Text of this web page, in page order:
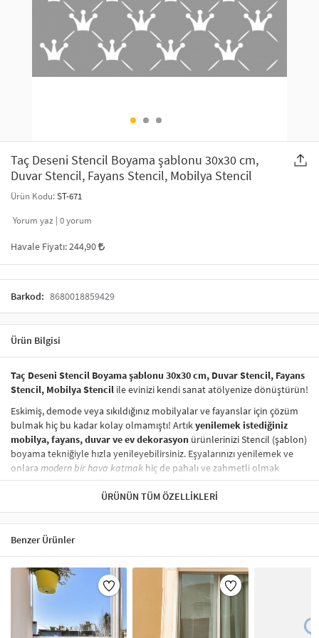
SAÇ AKSESUARLARI
GELİN / DÜĞÜN AKSESUARLARI
ŞAL VE FULAR
ODA KOKUSU VE MUM
PARTİ SÜSLERİ
YILBAŞI ÜRÜNLERİ
Taç Deseni Stencil Boyama şablonu 30x30 cm,
Duvar Stencil, Fayans Stencil, Mobilya Stencil
Ürün Kodu:ST-671
Yorum yaz | 0yorum
Havale Fiyatı:244,90
Barkod: 8680018859429
Ürün Bilgisi
Taç Deseni Stencil Boyama şablonu 30x30 cm, Duvar Stencil, Fayans
Stencil, Mobilya Stencil ile evinizi kendi sanat atölyenize dönüştürün!
Eskimiş, demode veya sıkıldığınız mobilyalar ve fayanslar için çözüm
bulmak hiç bu kadar kolay olmamıştı! Artıkyenilemek istediğiniz
mobilya, fayans, duvar ve ev dekorasyon ürünlerinizi Stencil (şablon)
boyama tekniğiyle hızla yenileyebilirsiniz. Eşyalarınızı yenilemek ve
onlara modern bir hava katmak hiç de pahalı ve zahmetli olmak
zorunda değil! Stencil şablonları, dilediğiniz her yüzeye pratik bir
desen uygulamanızısağlar ve mobilyalarınızın, duvarlarınızın,
kumaşlarınızın görünümünü anında değiştirebilir.
Çocuğunuzun dolabına, mutfak fayanslarına,
kumaşlara bile bant yardımıyla sabitleyip, istediğiniz renklerle
boyama yapabilirsiniz. Evinizi,kişisel zevkinizle özelleştirebilir, stencil
boyama seti ile yaratıcı projeler gerçekleştirebilirsiniz.El işi ve ev
dekorasyonu
sevenler için stencil, kolayca uygulanabilecek eğlenceli
ve etkili bir aktivitedir.
Stencil Boyamatekniği, her türlü yüzeyde rahatlıkla kullanılabilir.
ÜRÜNÜN TÜM ÖZELLIKLERI
Benzer Ürünler